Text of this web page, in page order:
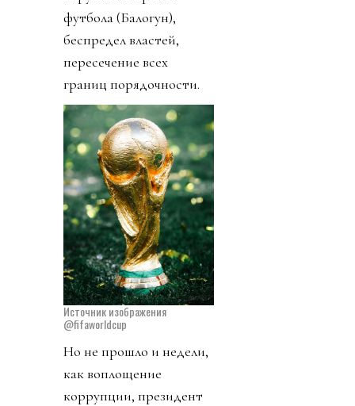
футбола (Балогун),
беспредел властей,
пересечение всех
границ порядочности.
Источник изображения
@fifaworldcup
Но не прошло и недели,
как воплощение
коррупции, президент